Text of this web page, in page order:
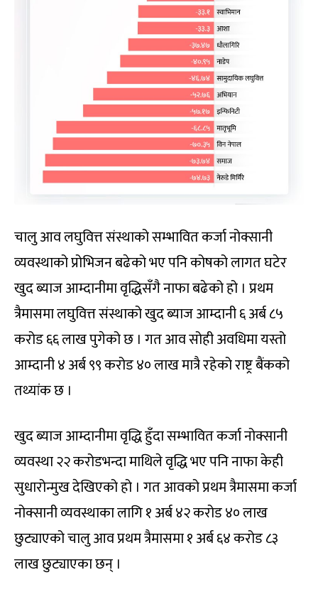
चालु आव लघुवित्त संस्थाको सम्भावित कर्जा नोक्सानी
व्यवस्थाको प्रोभिजन बढेको भए पनि कोषको लागत घटेर
खुद ब्याज आम्दानीमा वृद्धिसँगै नाफा बढेको हो । प्रथम
त्रैमासमा लघुवित्त संस्थाको खुद ब्याज आम्दानी ६ अर्ब ८५
करोड ६६ लाख पुगेको छ । गत आव सोही अवधिमा यस्तो
आम्दानी ४ अर्ब ९९ करोड ४० लाख मात्रै रहेको राष्ट्र बैंकको
तथ्यांक छ ।
खुद ब्याज आम्दानीमा वृद्धि हुँदा सम्भावित कर्जा नोक्सानी
व्यवस्था २२ करोडभन्दा माथिले वृद्धि भए पनि नाफा केही
सुधारोन्मुख देखिएको हो । गत आवको प्रथम त्रैमासमा कर्जा
नोक्सानी व्यवस्थाका लागि १ अर्ब ४२ करोड ४० लाख
छुट्याएको चालु आव प्रथम त्रैमासमा १ अर्ब ६४ करोड ८३
लाख छुट्याएका छन् ।